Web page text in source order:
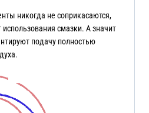
никогда не соприкасаются,
использования смазки. А значит
подачу полностью